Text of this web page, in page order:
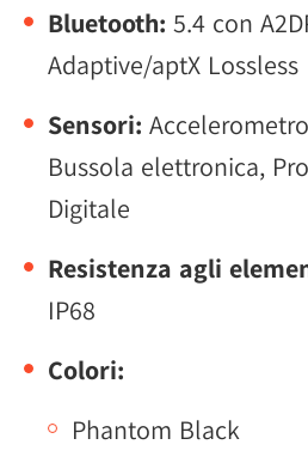
Bluetooth: 5.4 con
Adaptive/aptX Lossless
Sensori:
Bussola elettronica,
Digitale
Resistenza agli
IP68
Colori:
Phantom Black